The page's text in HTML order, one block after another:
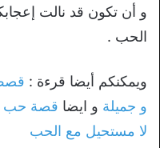
و أن تكون قد نالت
الحب .
ويمكنكم أيضا قرءة :
و جميلة و ايضا قصة حب
لا مستحيل مع الحب